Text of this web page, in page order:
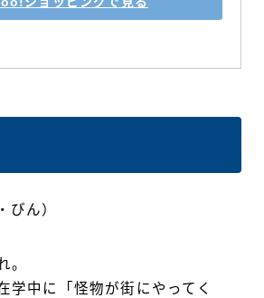
びん）
。
学中に「怪物が街にやってく